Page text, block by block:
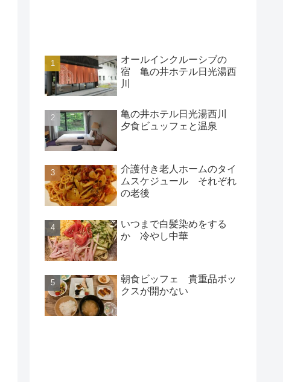
オールインクルーシブの
宿 亀の井ホテル日光湯西
川
亀の井ホテル日光湯西川
夕食ビュッフェと温泉
介護付き老人ホームのタイ
ムスケジュール それぞれ
の老後
いつまで白髪染めをする
か 冷やし中華
朝食ビッフェ 貴重品ボッ
クスが開かない